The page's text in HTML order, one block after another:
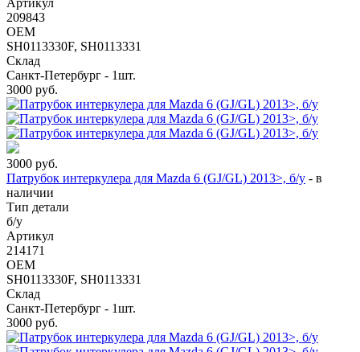
209843
OEM
SH0113330F, SH0113331
Склад
Санкт-Петербург - 1шт.
3000 руб.
3000 руб.
Патрубок интеркулера для Mazda 6 (GJ/GL) 2013>, б/у - в
наличии
Тип детали
б/у
Артикул
214171
OEM
SH0113330F, SH0113331
Склад
Санкт-Петербург - 1шт.
3000 руб.